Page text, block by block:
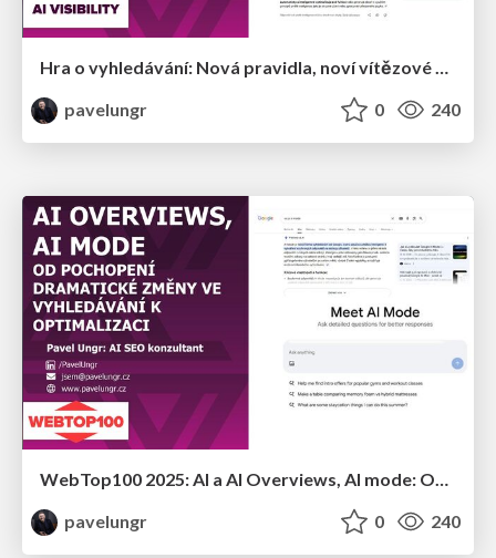
Hra o vyhledávání: Nová pravidla, noví vítězové a nové oběti
pavelungr
0 240
WebTop100 2025: AI a AI Overviews, AI mode: Od pochopení dramatické změny ve vyhledávání k optimalizaci
pavelungr
0 240